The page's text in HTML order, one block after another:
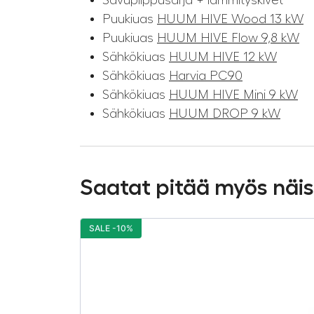
Puukiuas HUUM HIVE Wood 13 kW
Puukiuas HUUM HIVE Flow 9,8 kW
Sähkökiuas HUUM HIVE 12 kW
Sähkökiuas Harvia PC90
Sähkökiuas HUUM HIVE Mini 9 kW
Sähkökiuas HUUM DROP 9 kW
Saatat pitää myös
SALE -10%